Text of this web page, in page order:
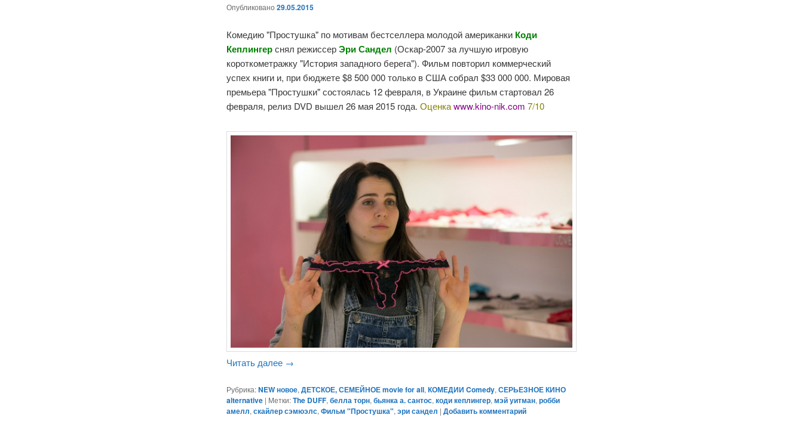
Опубликовано29.05.2015
Комедию "Простушка" по мотивам бестселлера молодой американки Коди
Кеплингерснял режиссерЭри Сандел (Оскар-2007 за лучшую игровую
короткометражку "История западного берега"). Фильм повторил коммерческий
успех книги и, при бюджете $8 500 000 только в США собрал $33 000 000. Мировая
премьера "Простушки" состоялась 12 февраля, в Украине фильм стартовал 26
февраля, релиз DVD вышел 26 мая 2015 года.Оценкаwww.kino-nik.com7/10
Читать далее →
Рубрика: NEW новое,ДЕТСКОЕ, СЕМЕЙНОЕ movie for all,КОМЕДИИ Comedy,СЕРЬЕЗНОЕ КИНО
alternative | Метки: The DUFF,белла торн,бьянка а. сантос,коди кеплингер,мэй уитман,робби
амелл,скайлер сэмюэлс,Фильм "Простушка",эри сандел |Добавить комментарий